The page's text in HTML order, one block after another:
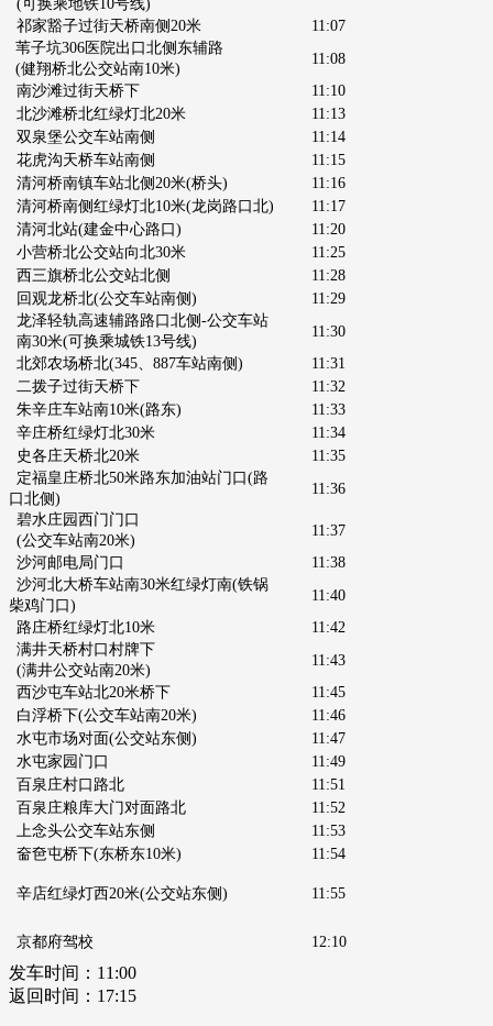
(可换乘地铁10号线)
祁家豁子过街天桥南侧20米
11:07
苇子坑306医院出口北侧东辅路
(健翔桥北公交站南10米)
11:08
南沙滩过街天桥下
11:10
北沙滩桥北红绿灯北20米
11:13
双泉堡公交车站南侧
11:14
花虎沟天桥车站南侧
11:15
清河桥南镇车站北侧20米(桥头)
11:16
清河桥南侧红绿灯北10米(龙岗路口北)
11:17
清河北站(建金中心路口)
11:20
小营桥北公交站向北30米
11:25
西三旗桥北公交站北侧
11:28
回观龙桥北(公交车站南侧)
11:29
龙泽轻轨高速辅路路口北侧-公交车站
南30米(可换乘城铁13号线)
11:30
北郊农场桥北(345、887车站南侧)
11:31
二拨子过街天桥下
11:32
朱辛庄车站南10米(路东)
11:33
辛庄桥红绿灯北30米
11:34
史各庄天桥北20米
11:35
定福皇庄桥北50米路东加油站门口(路
口北侧)
11:36
碧水庄园西门门口
(公交车站南20米)
11:37
沙河邮电局门口
11:38
沙河北大桥车站南30米红绿灯南(铁锅
柴鸡门口)
11:40
路庄桥红绿灯北10米
11:42
满井天桥村口村牌下
(满井公交站南20米)
11:43
西沙屯车站北20米桥下
11:45
白浮桥下(公交车站南20米)
11:46
水屯市场对面(公交站东侧)
11:47
水屯家园门口
11:49
百泉庄村口路北
11:51
百泉庄粮库大门对面路北
11:52
上念头公交车站东侧
11:53
奤夿屯桥下(东桥东10米) 11:54
辛店红绿灯西20米(公交站东侧) 11:55
京都府驾校 12:10
发车时间： 11:00
返回时间： 1 7:15